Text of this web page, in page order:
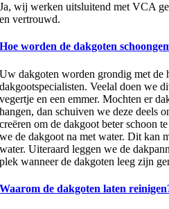
Ja, wij werken uitsluitend met VCA
en vertrouwd.
Hoe worden de dakgoten
Uw dakgoten worden grondig met de
dakgootspecialisten. Veelal doen we
vegertje en een emmer. Mochten er
hangen, dan schuiven we deze deels
creëren om de dakgoot beter schoon
we de dakgoot na met water. Dit kan
water. Uiteraard leggen we de
plek wanneer de dakgoten leeg zijn
Waarom de dakgoten laten